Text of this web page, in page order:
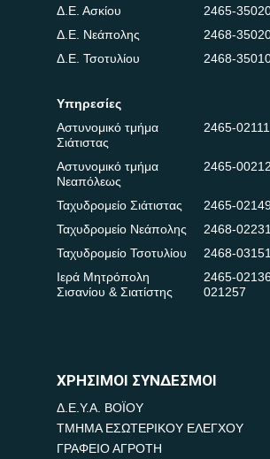
Δ.Ε. Ασκίου
2465-
Δ.Ε. Νεάπολης
2468-
Δ.Ε. Τσοτυλίου
2468-
Υπηρεσίες
Αστυνομικό τμήμα
Σιάτιστας
2465-
Αστυνομικό τμήμα
Νεαπόλεως
2465-
Ταχυδρομείο Σιάτιστας
2465-
Ταχυδρομείο Νεάπολης
2468-
Ταχυδρομείο Τσοτυλίου
2468-
Ιερά Μητρόπολη
Σισανίου & Σιατίστης
2465-
021257
ΧΡΗΣΙΜΟΙ ΣΥΝΔΕΣΜΟΙ
Δ.Ε.Υ.Α. ΒΟΪΟΥ
ΤΜΗΜΑ ΕΣΩΤΕΡΙΚΟΥ ΕΛΕΓΧΟΥ
ΓΡΑΦΕΙΟ ΑΓΡΟΤΗ